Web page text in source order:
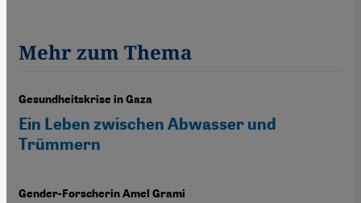
Mehr zum Thema
Gesundheitskrise in Gaza
Ein Leben zwischen Abwasser und
Trümmern
Gender-Forscherin Amel Grami